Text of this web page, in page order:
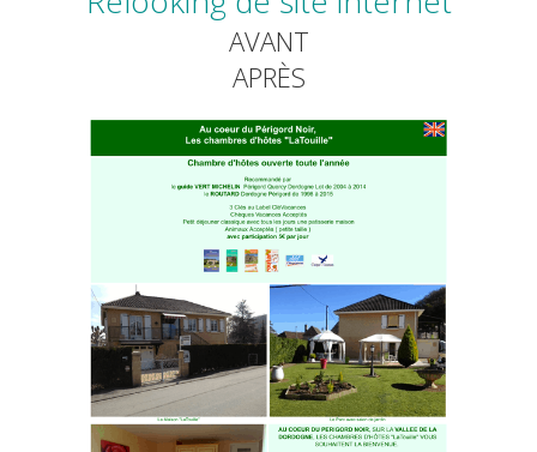
AVANT
APRÈS